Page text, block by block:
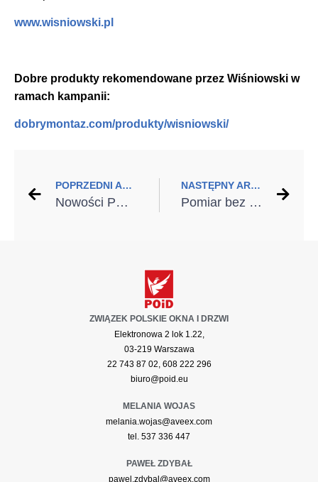
www.wisniowski.pl
Dobre produkty rekomendowane przez Wiśniowski w
ramach kampanii:
dobrymontaz.com/produkty/wisniowski/
POPRZEDNI ARTYKUŁ
Nowości PORTA 2025
NASTĘPNY ARTYKUŁ
Pomiar bez pudła – laser krzyżowy i dalmierz w pracy montera
ZWIĄZEK POLSKIE OKNA I DRZWI
Elektronowa 2 lok 1.22,
03-219 Warszawa
22 743 87 02, 608 222 296
biuro@poid.eu
MELANIA WOJAS
melania.wojas@aveex.com
tel. 537 336 447
PAWEŁ ZDYBAŁ
pawel.zdybal@aveex.com